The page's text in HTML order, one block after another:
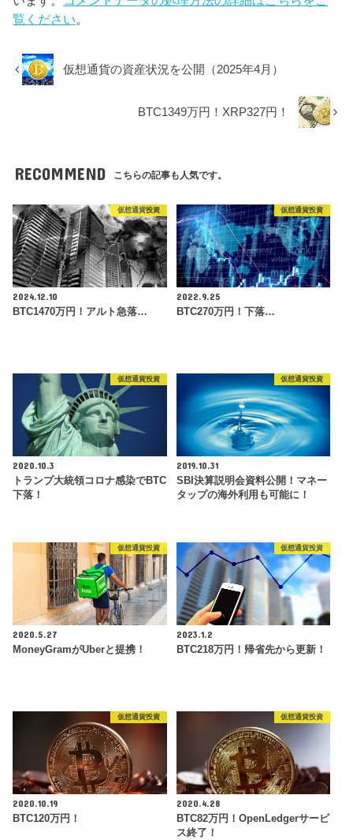
覧ください
仮想通貨の資産状況を公開（2025年4月）
BTC1349万円！XRP327円！
RECOMMEND こちらの記事も人気です。
仮想通貨投資
2024.12.10
BTC1470万円！アルト急落…
仮想通貨投資
2022.9.25
BTC270万円！下落…
仮想通貨投資
2020.10.3
トランプ大統領コロナ感染でBTC
下落！
仮想通貨投資
2019.10.31
SBI決算説明会資料公開！マネー
タップの海外利用も可能に！
仮想通貨投資
2020.5.27
MoneyGramがUberと提携！
仮想通貨投資
2023.1.2
BTC218万円！帰省先から更新！
仮想通貨投資
2020.10.19
BTC120万円！
仮想通貨投資
2020.4.28
BTC82万円！OpenLedgerサービ
ス終了！